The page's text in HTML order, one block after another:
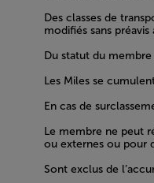
Des classes de
modifiés sans
Du statut du
Les Miles se
En cas de
Le membre ne peut
ou externes ou pour
Sont exclus de